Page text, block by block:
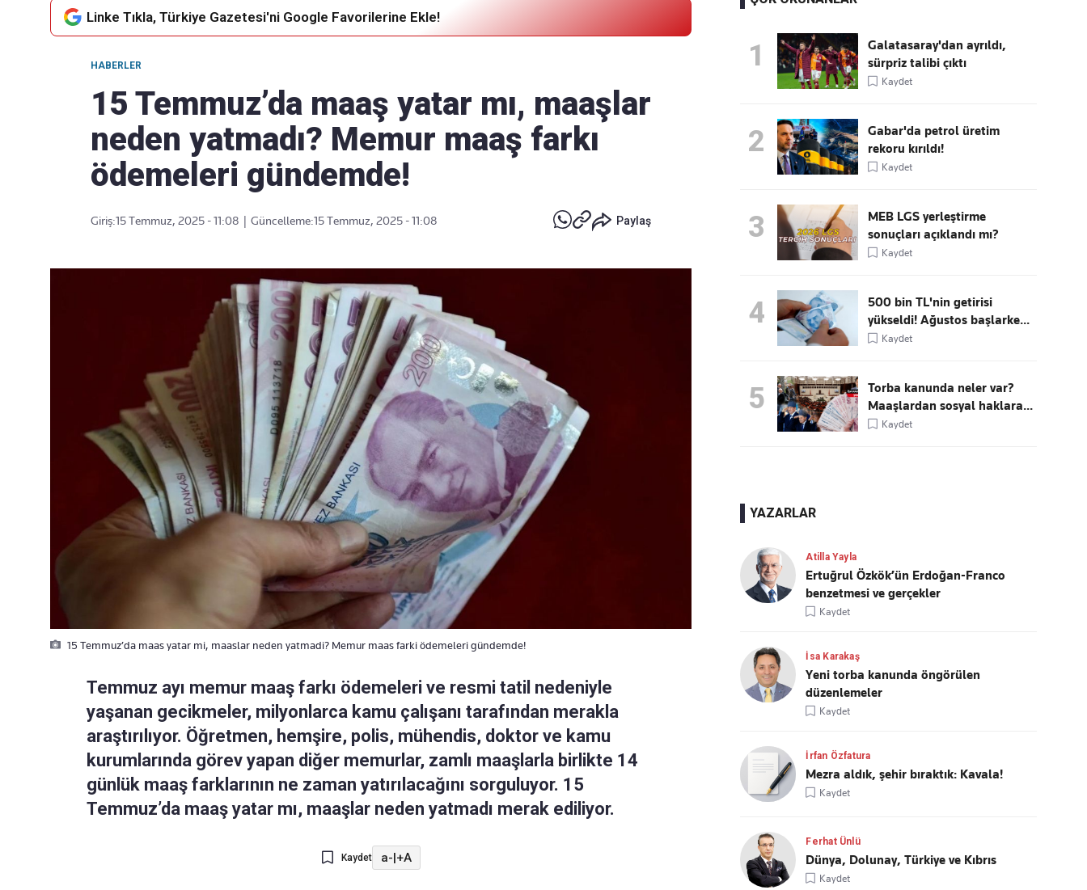
akışımıza ulaşın
göndermek içintıklayın
Kaçırmayın
Ücretsiz üye olun, gündemi
Linke Tıkla, Türkiye Gazetesi'ni Google Favorilerine Ekle!
HABERLER
15 Temmuz’da maaş yatar mı, maaşlar
neden yatmadı? Memur maaş farkı
ödemeleri gündemde!
Giriş:15 Temmuz, 2025 - 11:08 Güncelleme:15 Temmuz, 2025 - 11:08 Paylaş
15 Temmuz’da maas yatar mi, maaslar neden yatmadi? Memur maas farki ödemeleri gündemde!
Temmuz ayı memur maaş farkı ödemeleri ve resmi tatil nedeniyle
yaşanan gecikmeler, milyonlarca kamu çalışanı tarafından merakla
araştırılıyor. Öğretmen, hemşire, polis, mühendis, doktor ve kamu
kurumlarında görev yapan diğer memurlar, zamlı maaşlarla birlikte 14
günlük maaş farklarının ne zaman yatırılacağını sorguluyor. 15
Temmuz’da maaş yatar mı, maaşlar neden yatmadı merak ediliyor.
Kaydet a-|+A
1
Galatasaray'dan ayrıldı,
sürpriz talibi çıktı
Kaydet
2
Gabar'da petrol üretim
rekoru kırıldı!
Kaydet
3
MEB LGS yerleştirme
sonuçları açıklandı mı?
Kaydet
4
500 bin TL'nin getirisi
yükseldi! Ağustos başlarke...
Kaydet
5
Torba kanunda neler var?
Maaşlardan sosyal haklara...
Kaydet
YAZARLAR
Atilla Yayla
Ertuğrul Özkök’ün Erdoğan-Franco
benzetmesi ve gerçekler
Kaydet
İsa Karakaş
Yeni torba kanunda öngörülen
düzenlemeler
Kaydet
İrfan Özfatura
Mezra aldık, şehir bıraktık: Kavala!
Kaydet
Ferhat Ünlü
Dünya, Dolunay, Türkiye ve Kıbrıs
Kaydet